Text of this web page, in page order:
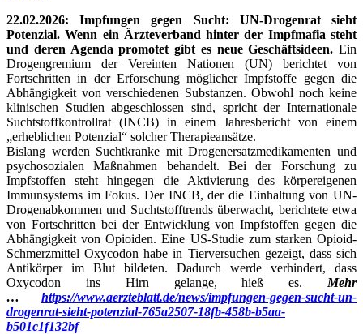
22.02.2026: Impfungen gegen Sucht: UN-Drogenrat sieht
Potenzial. Wenn ein Ärzteverband hinter der Impfmafia steht
und deren Agenda promotet gibt es neue Geschäftsideen. Ein
Drogengremium der Vereinten Nationen (UN) berichtet von
Fortschritten in der Erforschung möglicher Impfstoffe gegen die
Abhängigkeit von verschiedenen Substanzen. Obwohl noch keine
klinischen Studien abgeschlossen sind, spricht der Internationale
Suchtstoffkontrollrat (INCB) in einem Jahresbericht von einem
„erheblichen Potenzial“ solcher Therapieansätze.
Bislang werden Suchtkranke mit Drogenersatzmedikamenten und
psychosozialen Maßnahmen behandelt. Bei der Forschung zu
Impfstoffen steht hingegen die Aktivierung des körpereigenen
Immunsystems im Fokus. Der INCB, der die Einhaltung von UN-
Drogenabkommen und Suchtstofftrends überwacht, berichtete etwa
von Fortschritten bei der Entwicklung von Impfstoffen gegen die
Abhängigkeit von Opioiden. Eine US-Studie zum starken Opioid-
Schmerzmittel Oxycodon habe in Tierversuchen gezeigt, dass sich
Antikörper im Blut bildeten. Dadurch werde verhindert, dass
Oxycodon ins Hirn gelange, hieß es. Mehr
… https://www.aerzteblatt.de/news/impfungen-gegen-sucht-un-
drogenrat-sieht-potenzial-765a2507-18fb-458b-b5aa-
b501c1f132bf